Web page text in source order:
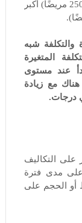
ثابتة لأن المدى الملائم للموظفين الإداريين (250 مريضًا) أكبر
والتكلفة شبه
المتغيرة
عند مستوى
مع زيادة
درجات.
على التكاليف
مدى فترة
أو الحجم على